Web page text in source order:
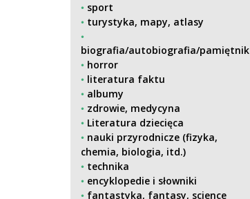
sport
turystyka, mapy, atlasy
biografia/autobiografia/pamiętnik
horror
literatura faktu
albumy
zdrowie, medycyna
Literatura dziecięca
nauki przyrodnicze (fizyka,
chemia, biologia, itd.)
technika
encyklopedie i słowniki
fantastyka, fantasy, science